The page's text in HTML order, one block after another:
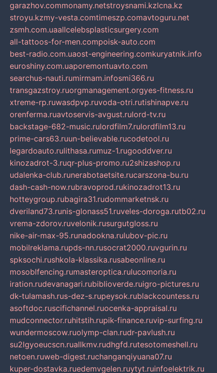
garazhov.commonamy.netstroysnami.kzlcna.kz
stroyu.kzmy-vesta.comtimeszp.comavtoguru.net
zsmh.com.uaallcelebsplasticsurgery.com
all-tattoos-for-men.compoisk-auto.com
best-radio.com.uaost-engineering.comkuryatnik.info
euroshiny.com.uaporemontuavto.com
searchus-nauti.rumirmam.infosmi366.ru
transgazstroy.ruorgmanagement.orgyes-fitness.ru
xtreme-rp.ruwasdpvp.ruvoda-otri.rutishinapve.ru
orenferma.ruavtoservis-avgust.rulord-tv.ru
backstage-682-music.rulordfilm7.rulordfilm13.ru
prime-cars63.ruun-believable.rucodetool.ru
legardoauto.rulithasa.rumuz-1.rugooddver.ru
kinozadrot-3.ruqr-plus-promo.ru2shizashop.ru
udalenka-club.runerabotaetsite.rucarszona-bu.ru
dash-cash-now.rubravoprod.rukinozadrot13.ru
hotteygroup.rubagira31.rudommarketnsk.ru
dveriland73.runis-glonass51.ruveles-doroga.rutb02.ru
vrema-zdorov.ruvelonik.rusurgutgloss.ru
nike-air-max-95.runadookna.rulubov-pic.ru
mobilreklama.rupds-nn.rusocrat2000.ruvgurin.ru
spksochi.rushkola-klassika.rusabeonline.ru
mosoblfencing.rumasteroptica.rulucomoria.ru
iration.rudevanagari.rubiblioverde.ruigro-pictures.ru
dk-tulamash.rus-dez-s.rupeysok.rublackcountess.ru
asoftdoc.ruscifichannel.ruocenka-appraisal.ru
mudconnector.ruhitstih.rupik-finance.ruvip-surfing.ru
wundermoscow.ruolymp-clan.rudr-pavlush.ru
su2lgyoeucscn.ruallkmv.rudhgfd.rutesotomeshell.ru
netoen.ruweb-digest.ruchanganqiyuana07.ru
kuper-dostavka.ruedemvgelen.ruytyt.ruinfoelektrik.ru